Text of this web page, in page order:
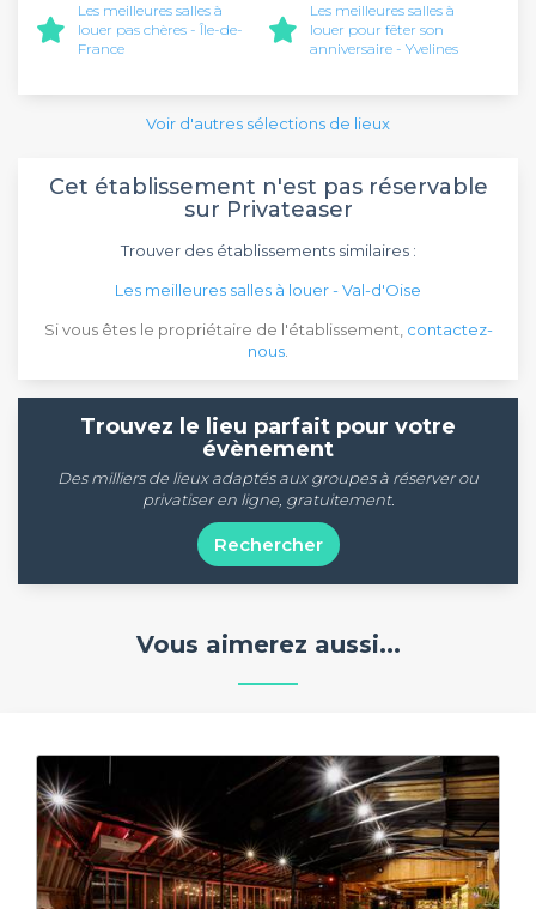
Les meilleures salles à
louer pas chères - Île-de-
France
Les meilleures salles à
louer pour fêter son
anniversaire - Yvelines
Voir d'autres sélections de lieux
Cet établissement n'est pas réservable
sur Privateaser
Trouver des établissements similaires :
Les meilleures salles à louer - Val-d'Oise
Si vous êtes le propriétaire de l'établissement, contactez-
nous
Trouvez le lieu parfait pour votre
évènement
Des milliers de lieux adaptés aux groupes à réserver ou
privatiser en ligne, gratuitement.
Rechercher
Vous aimerez aussi...